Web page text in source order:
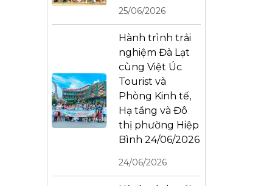
25/06/2026
Hành trình trải
nghiệm Đà Lạt
cùng Việt Úc
Tourist và
Phòng Kinh tế,
Hạ tầng và Đô
thị phường Hiệp
Bình 24/06/2026
24/06/2026